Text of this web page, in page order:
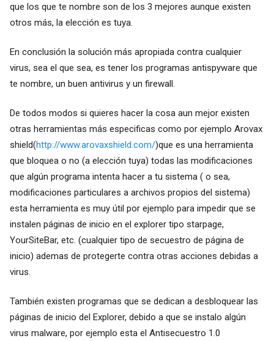
que los que te nombre son de los 3 mejores aunque existen
otros más, la elección es tuya.
En conclusión la solución más apropiada contra cualquier
virus, sea el que sea, es tener los programas antispyware que
te nombre, un buen antivirus y un firewall.
De todos modos si quieres hacer la cosa aun mejor existen
otras herramientas más especificas como por ejemplo Arovax
shield(http://www.arovaxshield.com/)que es una herramienta
que bloquea o no (a elección tuya) todas las modificaciones
que algún programa intenta hacer a tu sistema ( o sea,
modificaciones particulares a archivos propios del sistema)
esta herramienta es muy útil por ejemplo para impedir que se
instalen páginas de inicio en el explorer tipo starpage,
YourSiteBar, etc. (cualquier tipo de secuestro de página de
inicio) ademas de protegerte contra otras acciones debidas a
virus.
También existen programas que se dedican a desbloquear las
páginas de inicio del Explorer, debido a que se instalo algún
virus malware, por ejemplo esta el Antisecuestro 1.0